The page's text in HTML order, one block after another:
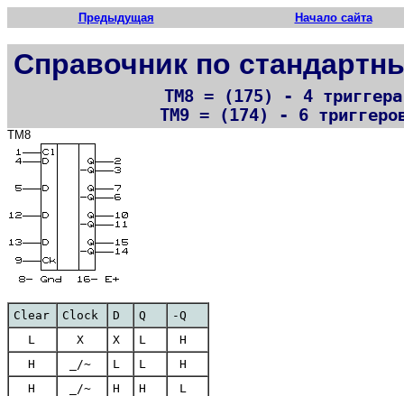
Предыдущая Начало сайта
Справочник по
ТМ8 = (175) - 4 триггера
ТМ9 = (174) - 6
ТМ8
Clear Clock D Q
-Q
L
X X L
H
H
_/~ L L
H
H
_/~ H H
L